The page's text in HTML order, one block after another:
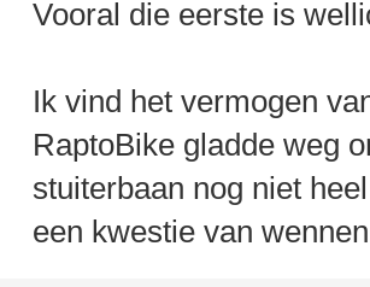
Vooral die eerste is
Ik vind het vermogen
RaptoBike gladde weg
stuiterbaan nog niet
een kwestie van